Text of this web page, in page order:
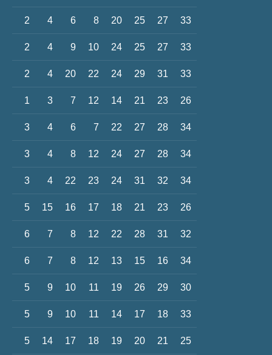
2 4 6 8 20 25 27 33
2 4 9 10 24 25 27 33
2 4 20 22 24 29 31 33
1 3 7 12 14 21 23 26
3 4 6 7 22 27 28 34
3 4 8 12 24 27 28 34
3 4 22 23 24 31 32 34
5 15 16 17 18 21 23 26
6 7 8 12 22 28 31 32
6 7 8 12 13 15 16 34
5 9 10 11 19 26 29 30
5 9 10 11 14 17 18 33
5 14 17 18 19 20 21 25